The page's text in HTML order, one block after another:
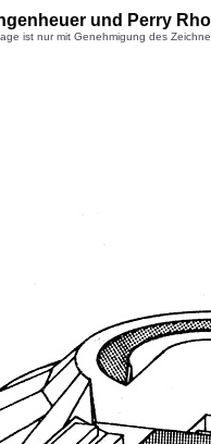
und Perry
ist nur mit Genehmigung des